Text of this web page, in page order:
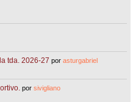
tda. 2026-27 porasturgabriel
porsivigliano